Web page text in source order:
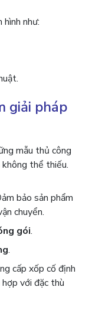
như:
giải pháp
mẫu thủ công
thể thiếu.
bảo sản phẩm
chuyển.
gói.
.
cấp xốp cố định
với đặc thù